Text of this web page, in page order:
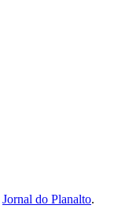
Jornal do Planalto.